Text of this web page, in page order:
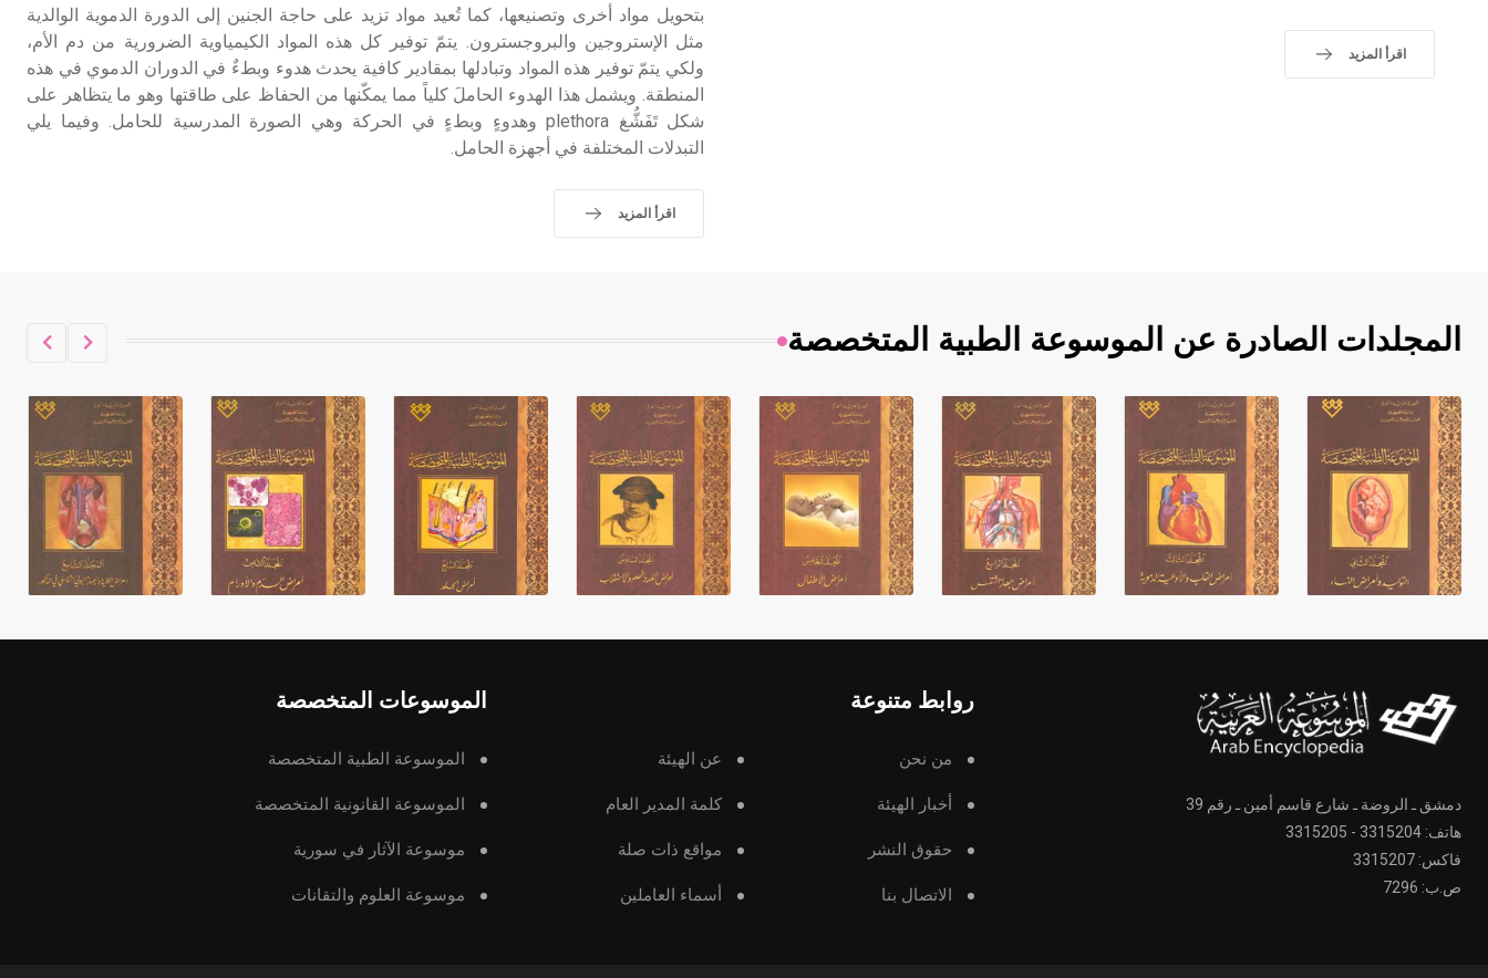
حكموا مدينة إديسا (الرها) من أبجر الأول
وحتى التاسع، وهم ينتسبون إلى أسرة
أوسروين
- هل تعلم أن الأبجدية الكنعانية تتألف من
اقرأ المزيد
بتحويل مواد أخرى وتصنيعها، كما تُعيد مواد تزيد على حاجة الجنين إلى الدورة الدموية الوالدية
مثل الإستروجين والبروجسترون. يتمّ توفير كل هذه المواد الكيمياوية الضرورية من دم الأم،
ولكي يتمّ توفير هذه المواد وتبادلها بمقادير كافية يحدث هدوء وبطءٌ في الدوران الدموي في هذه
المنطقة. ويشمل هذا الهدوء الحاملَ كلياً مما يمكّنها من الحفاظ على طاقتها وهو ما يتظاهر على
شكل تَفَشُّغ plethora وهدوءٍ وبطءٍ في الحركة وهي الصورة المدرسية للحامل. وفيما يلي
التبدلات المختلفة في أجهزة الحامل.
اقرأ المزيد
المجلدات الصادرة عن الموسوعة الطبية المتخصصة
دمشق ـ الروضة ـ شارع قاسم أمين ـ رقم 39
هاتف: 3315204 - 3315205
فاكس: 3315207
ص.ب: 7296
روابط متنوعة
من نحن عن الهيئة
أخبار الهيئة كلمة المدير العام
حقوق النشر مواقع ذات صلة
الاتصال بنا أسماء العاملين
الموسوعات المتخصصة
الموسوعة الطبية المتخصصة
الموسوعة القانونية المتخصصة
موسوعة الآثار في سورية
موسوعة العلوم والتقانات